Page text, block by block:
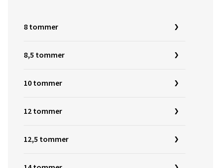
8 tommer
8,5 tommer
10 tommer
12 tommer
12,5 tommer